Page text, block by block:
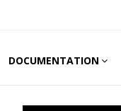
DOCUMENTATION